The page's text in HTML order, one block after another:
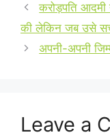
करोड़पति आदमी
की लेकिन जब उसे
अपनी-अपनी
Leave a